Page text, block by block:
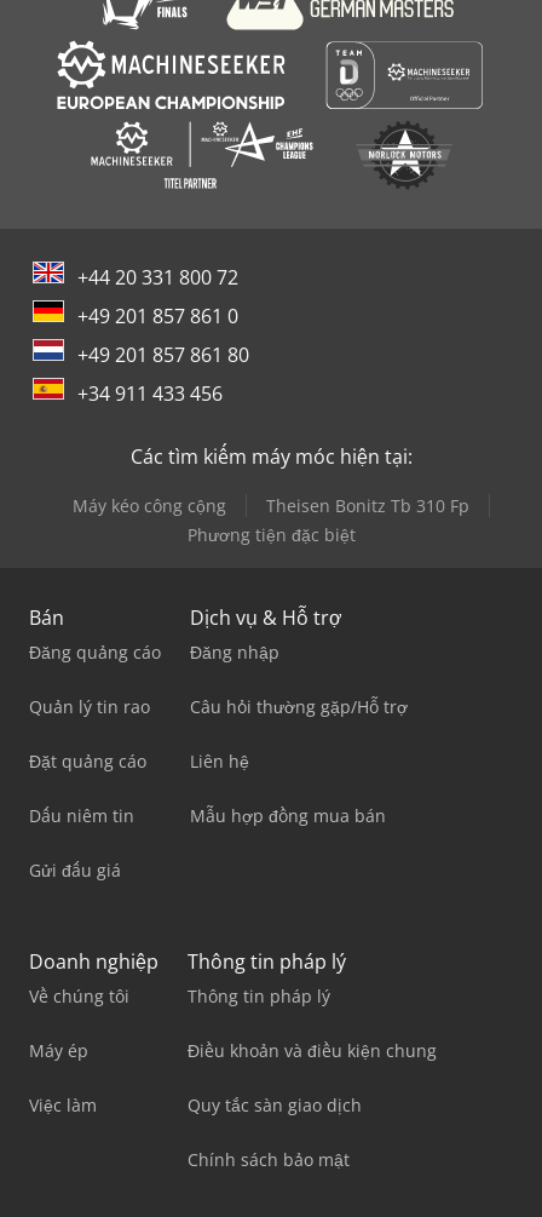
+44 20 331 800 72
+49 201 857 861 0
+49 201 857 861 80
+34 911 433 456
Các tìm kiếm máy móc hiện tại:
Máy kéo công cộng
Theisen Bonitz Tb 310 Fp
Phương tiện đặc biệt
Bán
Đăng quảng cáo
Quản lý tin rao
Đặt quảng cáo
Dấu niêm tin
Gửi đấu giá
Dịch vụ & Hỗ trợ
Đăng nhập
Câu hỏi thường gặp/Hỗ trợ
Liên hệ
Mẫu hợp đồng mua bán
Doanh nghiệp
Về chúng tôi
Máy ép
Việc làm
Thông tin pháp lý
Thông tin pháp lý
Điều khoản và điều kiện chung
Quy tắc sàn giao dịch
Chính sách bảo mật